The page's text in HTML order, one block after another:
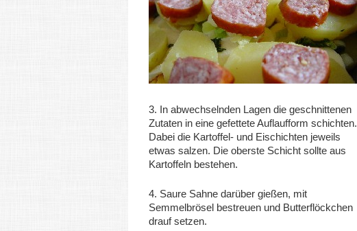
3. In abwechselnden Lagen die geschnittenen
Zutaten in eine gefettete Auflaufform schichten.
Dabei die Kartoffel- und Eischichten jeweils
etwas salzen. Die oberste Schicht sollte aus
Kartoffeln bestehen.
4. Saure Sahne darüber gießen, mit
Semmelbrösel bestreuen und Butterflöckchen
drauf setzen.